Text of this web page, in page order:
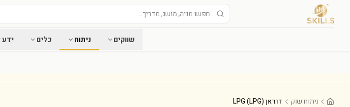
שווקים ניתוח כלים ידע
ניתוח שוק דוראן LPG (LPG)